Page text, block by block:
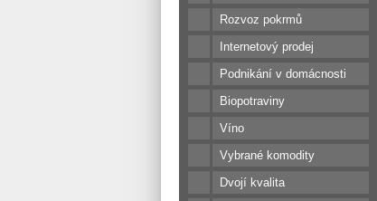
Rozvoz pokrmů
Internetový prodej
Podnikání v domácnosti
Biopotraviny
Víno
Vybrané komodity
Dvojí kvalita